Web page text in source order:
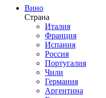
Вино
Страна
Италия
Франция
Испания
Россия
Португалия
Чили
Германия
Аргентина